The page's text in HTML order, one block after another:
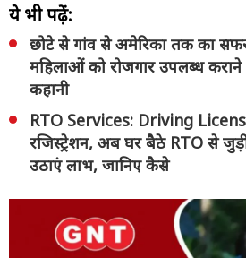
ये भी पढ़ें:
छोटे से गांव से अमेरिका तक का
महिलाओं को रोजगार उपलब्ध कराने
कहानी
RTO Services: Driving
रजिस्ट्रेशन, अब घर बैठे RTO से
उठाएं लाभ, जानिए कैसे